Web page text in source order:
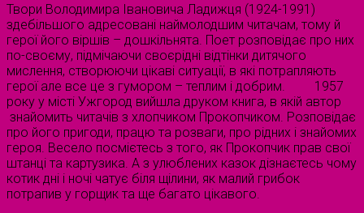
Твори Володимира Івановича Ладижця (1924-1991)
здебільшого адресовані наймолодшим читачам, тому й
герої його віршів – дошкільнята. Поет розповідає про них
по-своєму, підмічаючи своєрідні відтінки дитячого
мислення, створюючи цікаві ситуації, в які потрапляють
герої але все це з гумором – теплим і добрим. 1957
року у місті Ужгород вийшла друком книга, в якій автор
знайомить читачів з хлопчиком Прокопчиком. Розповідає
про його пригоди, працю та розваги, про рідних і знайомих
героя. Весело посмієтесь з того, як Прокопчик прав свої
штанці та картузика. А з улюблених казок дізнаєтесь чому
котик дні і ночі чатує біля щілини, як малий грибок
потрапив у горщик та ще багато цікавого.